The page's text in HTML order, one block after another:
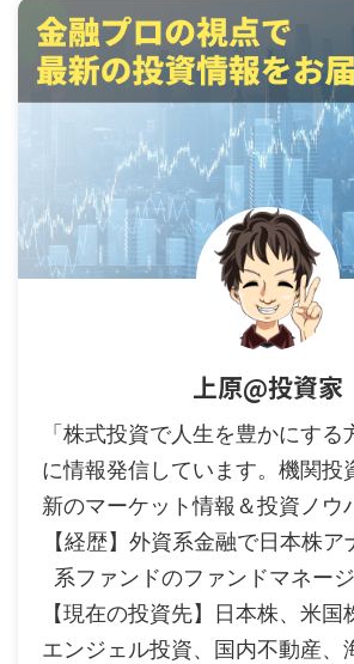
上原@投資家
「株式投資で人生を豊かにする
に情報発信しています。機関投
新のマーケット情報＆投資ノウ
【経歴】外資系金融で日本株
系ファンドのファンドマネー
【現在の投資先】日本株、米国
エンジェル投資、国内不動産、